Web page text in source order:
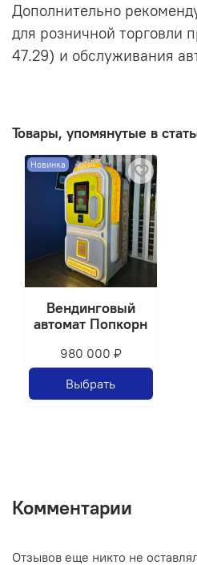
Дополнительно
для розничной торговли
47.29) и обслуживания
Товары, упомянутые в
Новинка
Вендинговый
автомат Попкорн
980 000 ₽
Выбрать
Комментарии
Отзывов еще никто не